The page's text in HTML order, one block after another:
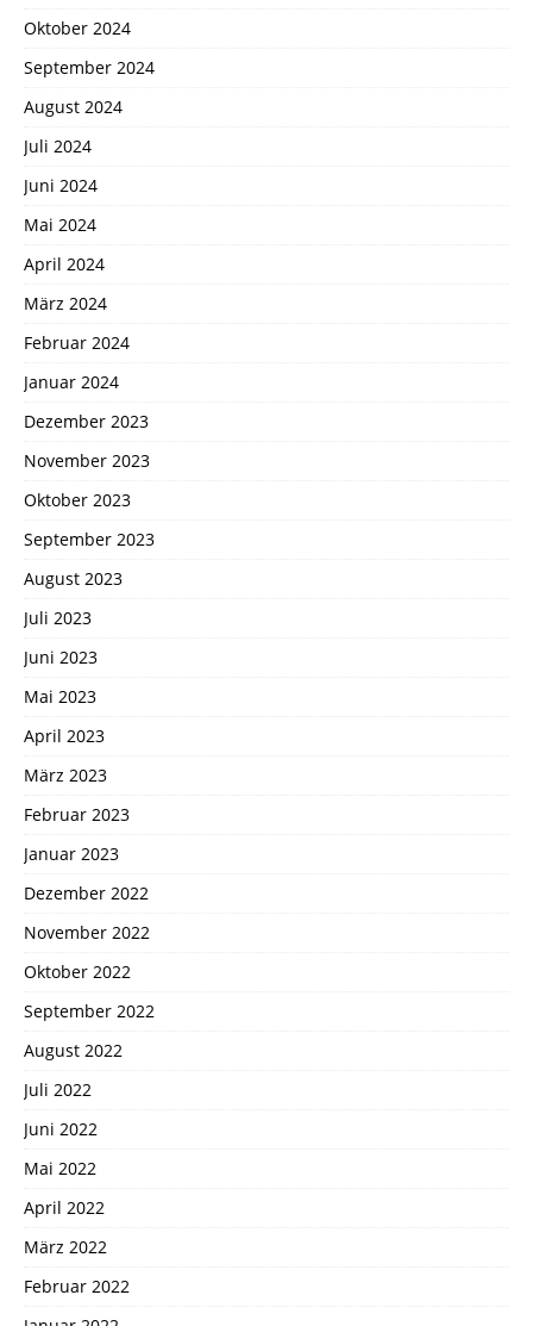
Oktober 2024
September 2024
August 2024
Juli 2024
Juni 2024
Mai 2024
April 2024
März 2024
Februar 2024
Januar 2024
Dezember 2023
November 2023
Oktober 2023
September 2023
August 2023
Juli 2023
Juni 2023
Mai 2023
April 2023
März 2023
Februar 2023
Januar 2023
Dezember 2022
November 2022
Oktober 2022
September 2022
August 2022
Juli 2022
Juni 2022
Mai 2022
April 2022
März 2022
Februar 2022